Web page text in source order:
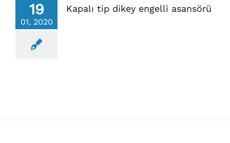
19
01, 2020
Kapalı tip dikey engelli asansörü